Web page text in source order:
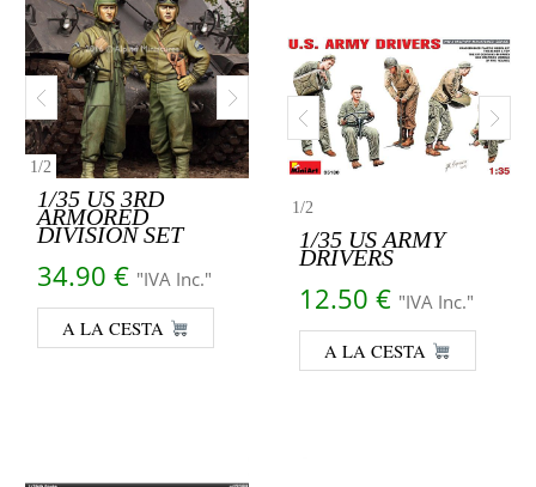
1/2
1/35 US 3RD
ARMORED
DIVISION SET
34.90 € "IVA Inc."
A LA CESTA
1/2
1/35 US ARMY
DRIVERS
12.50 € "IVA Inc."
A LA CESTA